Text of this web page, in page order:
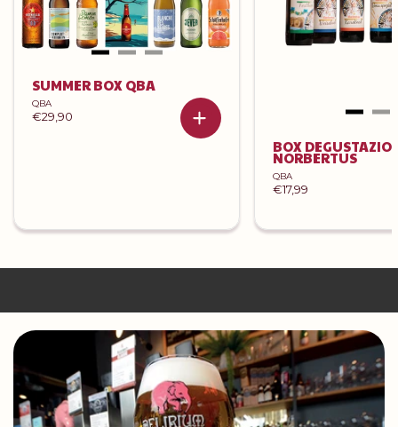
SUMMER BOX QBA
QBA
€29,90
BOX
NORBERTUS
QBA
€17,99